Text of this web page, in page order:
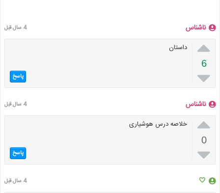
ناشناس 4 سال قبل

6

داستان
پاسخ
ناشناس 4 سال قبل

0

خلاصه درس هوشیاری
پاسخ
🤍 4 سال قبل